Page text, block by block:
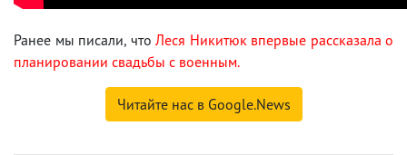
Ранее мы писали, что Леся Никитюк впервые рассказала о
планировании свадьбы с военным.
Читайте нас в Google.News